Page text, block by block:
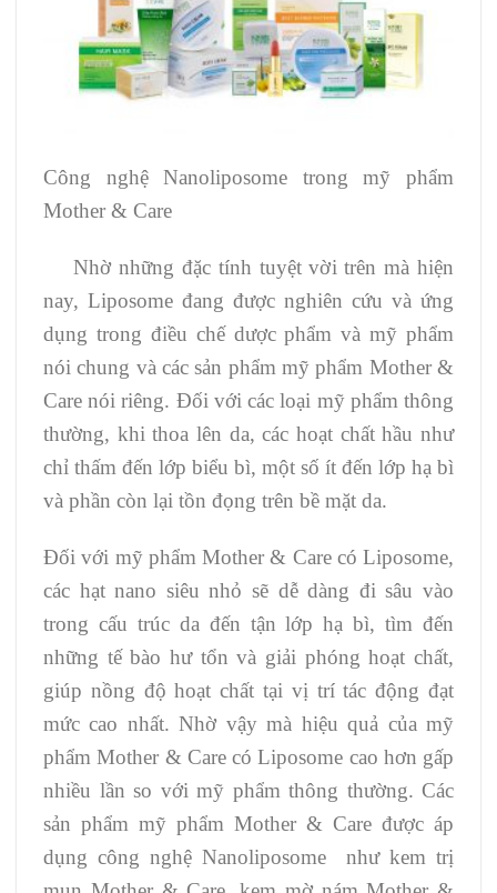
Công nghệ Nanoliposome trong mỹ phẩm
Mother & Care
Nhờ những đặc tính tuyệt vời trên mà hiện
nay, Liposome đang được nghiên cứu và ứng
dụng trong điều chế dược phẩm và mỹ phẩm
nói chung và các sản phẩm mỹ phẩm Mother &
Care nói riêng. Đối với các loại mỹ phẩm thông
thường, khi thoa lên da, các hoạt chất hầu như
chỉ thấm đến lớp biểu bì, một số ít đến lớp hạ bì
và phần còn lại tồn đọng trên bề mặt da.
Đối với mỹ phẩm Mother & Care có Liposome,
các hạt nano siêu nhỏ sẽ dễ dàng đi sâu vào
trong cấu trúc da đến tận lớp hạ bì, tìm đến
những tế bào hư tổn và giải phóng hoạt chất,
giúp nồng độ hoạt chất tại vị trí tác động đạt
mức cao nhất. Nhờ vậy mà hiệu quả của mỹ
phẩm Mother & Care có Liposome cao hơn gấp
nhiều lần so với mỹ phẩm thông thường. Các
sản phẩm mỹ phẩm Mother & Care được áp
dụng công nghệ Nanoliposome như kem trị